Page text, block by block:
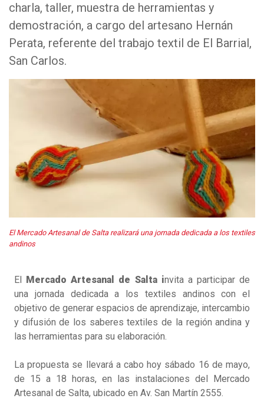
charla, taller, muestra de herramientas y
demostración, a cargo del artesano Hernán
Perata, referente del trabajo textil de El Barrial,
San Carlos.
El Mercado Artesanal de Salta realizará una jornada dedicada a los textiles
andinos
El Mercado Artesanal de Salta invita a participar de
una jornada dedicada a los textiles andinos con el
objetivo de generar espacios de aprendizaje, intercambio
y difusión de los saberes textiles de la región andina y
las herramientas para su elaboración.
La propuesta se llevará a cabo hoy sábado 16 de mayo,
de 15 a 18 horas, en las instalaciones del Mercado
Artesanal de Salta, ubicado en Av. San Martín 2555.